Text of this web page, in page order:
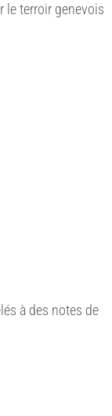
le terroir genevois
à des notes de